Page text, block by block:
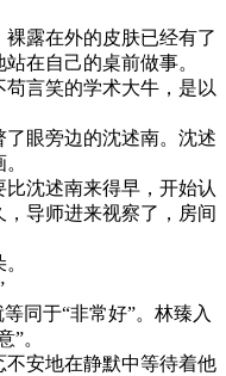
露在外的皮肤已经有了
在自己的桌前做事。
言笑的学术大牛，是以
眼旁边的沈述南。沈述
沈述南来得早，开始认
导师进来视察了，房间
同于“非常好”。林臻入
”。
安地在静默中等待着他